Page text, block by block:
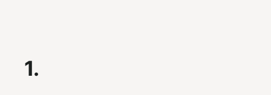
1.